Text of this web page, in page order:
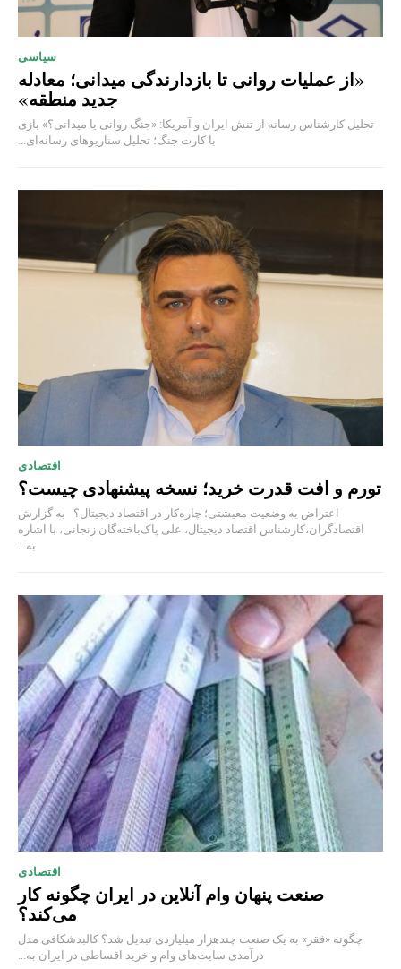
سیاسی
«از عملیات روانی تا بازدارندگی میدانی؛ معادله
جدید منطقه»
تحلیل کارشناس رسانه از تنش ایران و آمریکا: «جنگ روانی یا میدانی؟» بازی
با کارت جنگ؛ تحلیل سناریوهای رسانه‌ای...
اقتصادی
تورم و افت قدرت خرید؛ نسخه پیشنهادی چیست؟
اعتراض به وضعیت معیشتی؛ چاره‌کار در اقتصاد دیجیتال؟ به گزارش
اقتصادگران،کارشناس اقتصاد دیجیتال، علی پاک‌باخته‌گان زنجانی، با اشاره
به...
اقتصادی
صنعت پنهان وام آنلاین در ایران چگونه کار
می‌کند؟
چگونه «فقر» به یک صنعت چند‌هزار میلیاردی تبدیل شد؟ کالبدشکافی مدل
درآمدی سایت‌های وام و خرید اقساطی در ایران به...